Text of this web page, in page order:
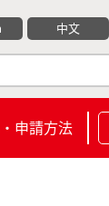
中文
申請方法